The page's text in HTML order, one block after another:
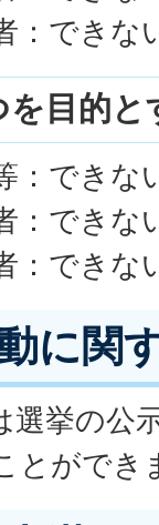
：できな
を目的と
：できな
：できな
：できな
に関
選挙の公
とができ